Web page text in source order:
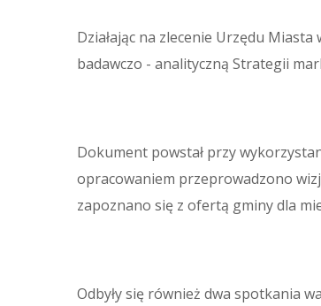
Działając na zlecenie Urzędu
badawczo - analityczną Strategii
Dokument powstał przy
opracowaniem przeprowadzono
zapoznano się z ofertą gminy dla
Odbyły się również dwa spotkania